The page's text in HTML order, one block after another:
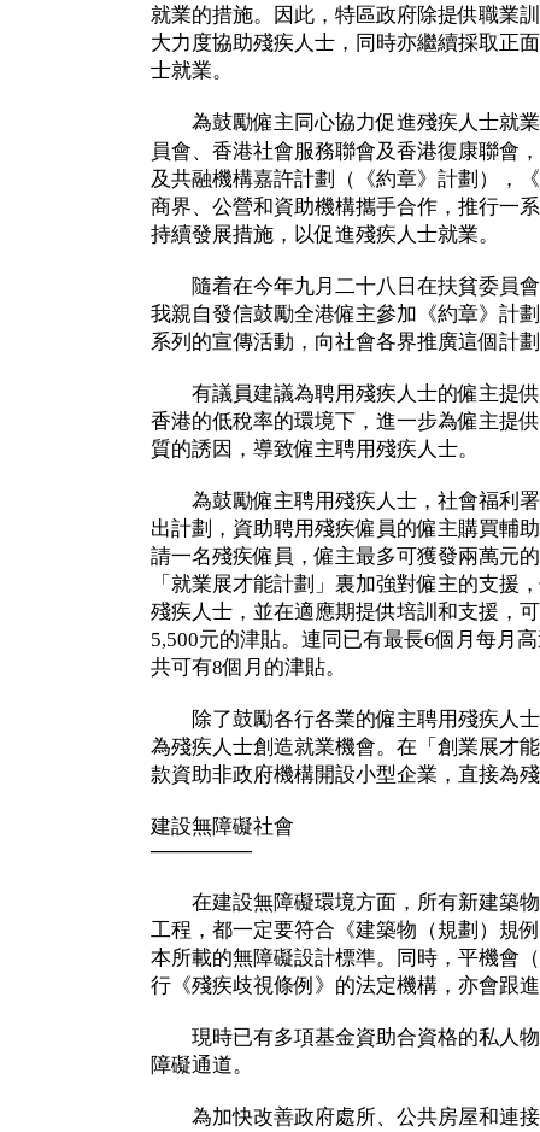
就業的措施。因此，特區政府除提供職業
大力度協助殘疾人士，同時亦繼續採取正
士就業。
為鼓勵僱主同心協力促進殘疾人士就業
員會、香港社會服務聯會及香港復康聯會
及共融機構嘉許計劃（《約章》計劃），
商界、公營和資助機構攜手合作，推行一
持續發展措施，以促進殘疾人士就業。
隨着在今年九月二十八日在扶貧委員會
我親自發信鼓勵全港僱主參加《約章》計
系列的宣傳活動，向社會各界推廣這個計
有議員建議為聘用殘疾人士的僱主提供
香港的低稅率的環境下，進一步為僱主提
質的誘因，導致僱主聘用殘疾人士。
為鼓勵僱主聘用殘疾人士，社會福利署
出計劃，資助聘用殘疾僱員的僱主購買輔
請一名殘疾僱員，僱主最多可獲發兩萬元
「就業展才能計劃」裏加強對僱主的支援
殘疾人士，並在適應期提供培訓和支援，
5,500元的津貼。連同已有最長6個月每月
共可有8個月的津貼。
除了鼓勵各行各業的僱主聘用殘疾人士
為殘疾人士創造就業機會。在「創業展才
款資助非政府機構開設小型企業，直接為
建設無障礙社會
───────
在建設無障礙環境方面，所有新建築物
工程，都一定要符合《建築物（規劃）規
本所載的無障礙設計標準。同時，平機會
行《殘疾歧視條例》的法定機構，亦會跟
現時已有多項基金資助合資格的私人物
障礙通道。
為加快改善政府處所、公共房屋和連接